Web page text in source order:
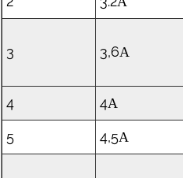
3 3,6Α
4 4Α
5 4,5Α